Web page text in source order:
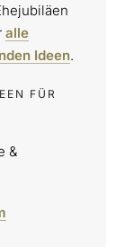
alle
Ideen.
FÜR
&